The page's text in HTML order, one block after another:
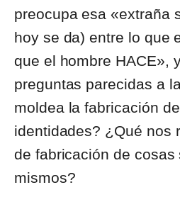
preocupa esa «extraña
hoy se da) entre lo que
que el hombre HACE»,
preguntas parecidas a
moldea la fabricación
identidades? ¿Qué nos
de fabricación de cosas
mismos?